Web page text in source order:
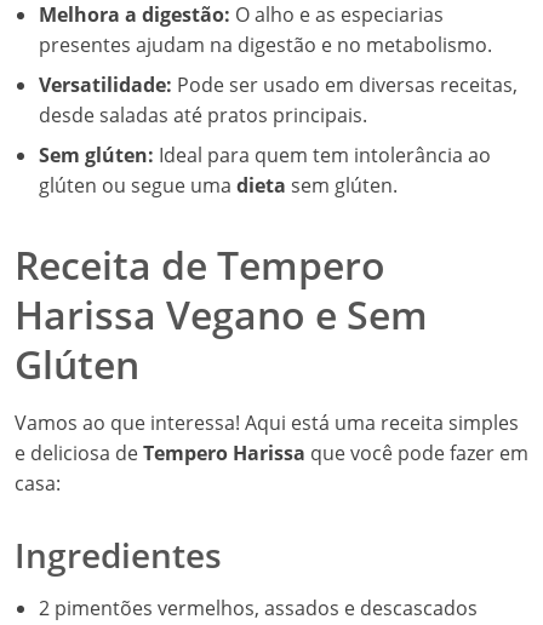
Melhora a digestão: O alho e as especiarias
presentes ajudam na digestão e no metabolismo.
Versatilidade: Pode ser usado em diversas receitas,
desde saladas até pratos principais.
Sem glúten: Ideal para quem tem intolerância ao
glúten ou segue uma dieta sem glúten.
Receita de Tempero
Harissa Vegano e Sem
Glúten
Vamos ao que interessa! Aqui está uma receita simples
e deliciosa deTempero Harissa que você pode fazer em
casa:
Ingredientes
2 pimentões vermelhos, assados e descascados